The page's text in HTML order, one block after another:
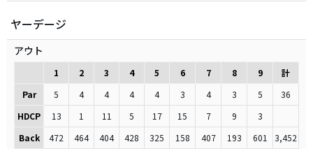
ヤーデージ
アウト
1 2 3 4 5 6 7 8 9
計
Par
5 4 4 4 4 3 4 3 5
36
HDCP
13 1 11 5 17 15 7 9
3
Back
472 464 404 428 325 158 407 193 601
3,452